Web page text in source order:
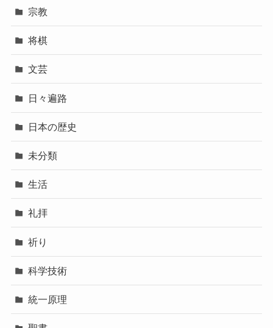
宗教
将棋
文芸
日々遍路
日本の歴史
未分類
生活
礼拝
祈り
科学技術
統一原理